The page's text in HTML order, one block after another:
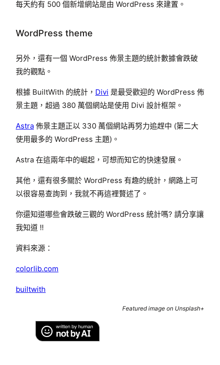
每天約有 500 個新增網站是由 WordPress 來建置。
WordPress theme
另外，還有一個 WordPress 佈景主題的統計數據會跌破
我的觀點。
根據 BuiltWith 的統計， Divi 是最受歡迎的 WordPress 佈
景主題，超過 380 萬個網站是使用 Divi 設計框架。
Astra 佈景主題正以 330 萬個網站再努力追趕中 (第二大
使用最多的 WordPress 主題)。
Astra 在這兩年中的崛起，可想而知它的快速發展。
其他，還有很多關於 WordPress 有趣的統計，網路上可
以很容易查詢到，我就不再這裡贅述了。
你還知道哪些會跌破三觀的 WordPress 統計嗎? 請分享讓
我知道 !!
資料來源：
colorlib.com
builtwith
Featured image on Unsplash+